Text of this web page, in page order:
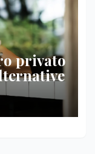
privato